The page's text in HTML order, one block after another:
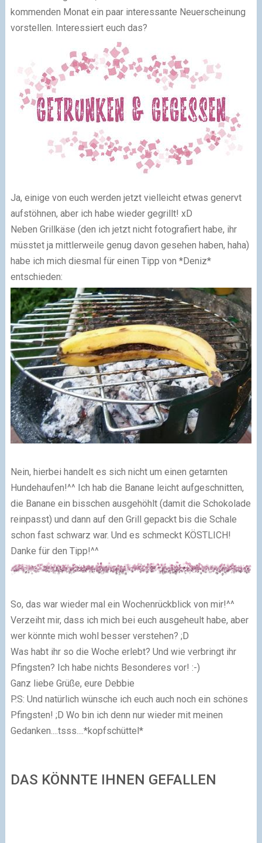
kommenden Monat ein paar interessante Neuerscheinung
vorstellen. Interessiert euch das?
Ja, einige von euch werden jetzt vielleicht etwas genervt
aufstöhnen, aber ich habe wieder gegrillt! xD
Neben Grillkäse (den ich jetzt nicht fotografiert habe, ihr
müsstet ja mittlerweile genug davon gesehen haben, haha)
habe ich mich diesmal für einen Tipp von *Deniz*
entschieden:
Nein, hierbei handelt es sich nicht um einen getarnten
Hundehaufen!^^ Ich hab die Banane leicht aufgeschnitten,
die Banane ein bisschen ausgehöhlt (damit die Schokolade
reinpasst) und dann auf den Grill gepackt bis die Schale
schon fast schwarz war. Und es schmeckt KÖSTLICH!
Danke für den Tipp!^^
So, das war wieder mal ein Wochenrückblick von mir!^^
Verzeiht mir, dass ich mich bei euch ausgeheult habe, aber
wer könnte mich wohl besser verstehen? ;D
Was habt ihr so die Woche erlebt? Und wie verbringt ihr
Pfingsten? Ich habe nichts Besonderes vor! :-)
Ganz liebe Grüße, eure Debbie
P.S: Und natürlich wünsche ich euch auch noch ein schönes
Pfingsten! ;D Wo bin ich denn nur wieder mit meinen
Gedanken....tsss....*kopfschüttel*
DAS KÖNNTE IHNEN GEFALLEN